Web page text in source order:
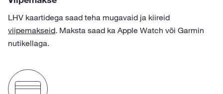
LHV kaartidega saad teha mugavaid ja kiireid
viipemakseid. Maksta saad ka Apple Watch või Garmin
nutikellaga.